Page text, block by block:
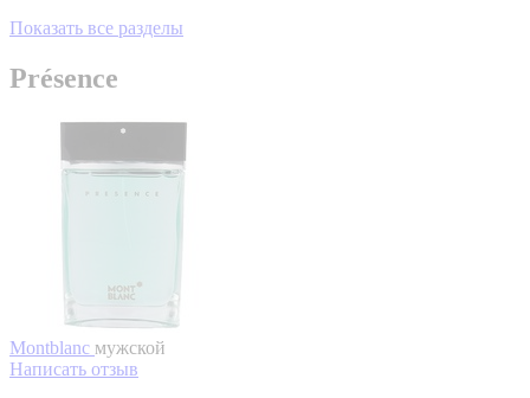
Показать все разделы
Présence
Montblanc мужской
Написать отзыв